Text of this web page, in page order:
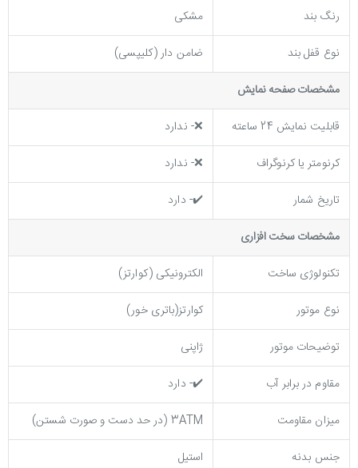
رنگ بند
مشکی
نوع قفل بند
ضامن دار (کلیپسی)
مشخصات صفحه نمايش
قابلیت نمایش 24 ساعته
❌- ندارد
کرنومتر یا کرنوگراف
❌- ندارد
تاریخ شمار
✔️- دارد
مشخصات سخت افزاری
تکنولوژی ساخت
الکترونیکی (کوارتز)
نوع موتور
کوارتز(باتری خور)
توضیحات موتور
ژاپنی
مقاوم در برابر آب
✔️- دارد
میزان مقاومت
3ATM (در حد دست و صورت شستن)
جنس بدنه
استیل